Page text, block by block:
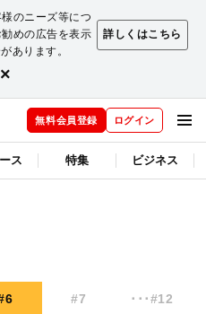
のニーズ等につ
めの広告を表示
あります。
詳しくはこちら
×
無料会員登録 ログイン
ス 特集 ビジネス
#7 ･･･#12